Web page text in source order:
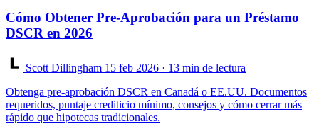
Cómo Obtener Pre-Aprobación para un Préstamo
DSCR en 2026
Scott Dillingham 15 feb 2026 · 13 min de lectura
Obtenga pre-aprobación DSCR en Canadá o EE.UU. Documentos
requeridos, puntaje crediticio mínimo, consejos y cómo cerrar más
rápido que hipotecas tradicionales.